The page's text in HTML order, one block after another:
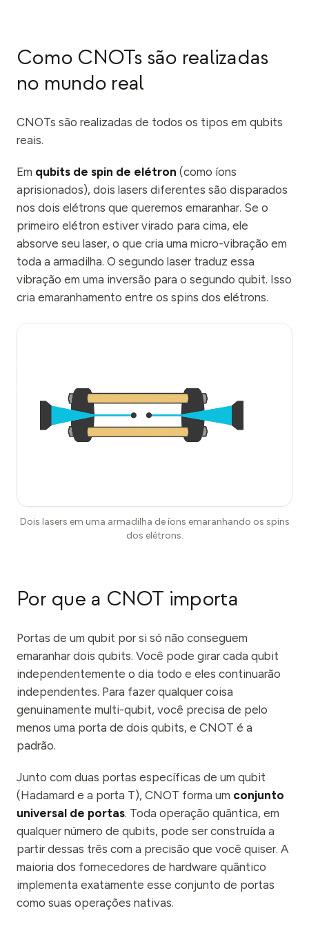
Como CNOTs são realizadas
no mundo real
CNOTs são realizadas de todos os tipos em qubits
reais.
Em qubits de spin de elétron (como íons
aprisionados), dois lasers diferentes são disparados
nos dois elétrons que queremos emaranhar. Se o
primeiro elétron estiver virado para cima, ele
absorve seu laser, o que cria uma micro-vibração em
toda a armadilha. O segundo laser traduz essa
vibração em uma inversão para o segundo qubit. Isso
cria emaranhamento entre os spins dos elétrons.
Dois lasers em uma armadilha de íons emaranhando os spins
dos elétrons.
Por que a CNOT importa
Portas de um qubit por si só não conseguem
emaranhar dois qubits. Você pode girar cada qubit
independentemente o dia todo e eles continuarão
independentes. Para fazer qualquer coisa
genuinamente multi-qubit, você precisa de pelo
menos uma porta de dois qubits, e CNOT é a
padrão.
Junto com duas portas específicas de um qubit
(Hadamard e a porta T), CNOT forma um conjunto
universal de portas. Toda operação quântica, em
qualquer número de qubits, pode ser construída a
partir dessas três com a precisão que você quiser. A
maioria dos fornecedores de hardware quântico
implementa exatamente esse conjunto de portas
como suas operações nativas.